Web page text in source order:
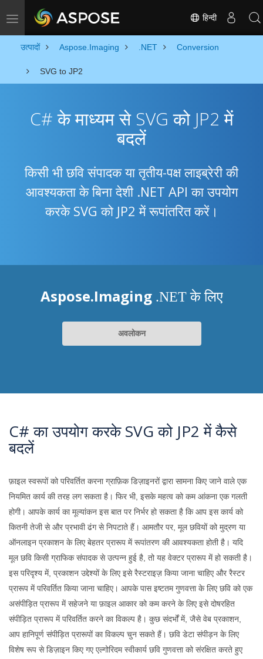
Toggle navigation हिन्दी
उत्पादों Aspose.Imaging .NET Conversion
SVG to JP2
C# के माध्यम से SVG को JP2 में
बदलें
किसी भी छवि संपादक या तृतीय-पक्ष लाइब्रेरी की
आवश्यकता के बिना देशी .NET API का उपयोग
करके SVG को JP2 में रूपांतरित करें।
Aspose.Imaging .NET के लिए
अवलोकन
C# का उपयोग करके SVG को JP2 में कैसे
बदलें
फ़ाइल स्वरूपों को परिवर्तित करना ग्राफ़िक डिज़ाइनरों द्वारा सामना किए जाने वाले एक
नियमित कार्य की तरह लग सकता है। फिर भी, इसके महत्व को कम आंकना एक गलती
होगी। आपके कार्य का मूल्यांकन इस बात पर निर्भर हो सकता है कि आप इस कार्य को
कितनी तेजी से और प्रभावी ढंग से निपटाते हैं। आमतौर पर, मूल छवियों को मुद्रण या
ऑनलाइन प्रकाशन के लिए बेहतर प्रारूप में रूपांतरण की आवश्यकता होती है। यदि
मूल छवि किसी ग्राफिक संपादक से उत्पन्न हुई है, तो यह वेक्टर प्रारूप में हो सकती है।
इस परिदृश्य में, प्रकाशन उद्देश्यों के लिए इसे रैस्टराइज़ किया जाना चाहिए और रैस्टर
प्रारूप में परिवर्तित किया जाना चाहिए। आपके पास इष्टतम गुणवत्ता के लिए छवि को एक
असंपीड़ित प्रारूप में सहेजने या फ़ाइल आकार को कम करने के लिए इसे दोषरहित
संपीड़ित प्रारूप में परिवर्तित करने का विकल्प है। कुछ संदर्भों में, जैसे वेब प्रकाशन,
आप हानिपूर्ण संपीड़ित प्रारूपों का विकल्प चुन सकते हैं। छवि डेटा संपीड़न के लिए
विशेष रूप से डिज़ाइन किए गए एल्गोरिदम स्वीकार्य छवि गुणवत्ता को संरक्षित करते हुए